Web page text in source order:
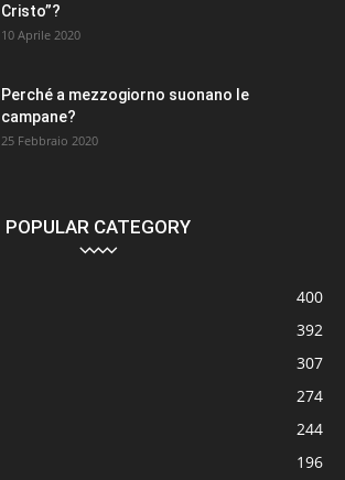
Cristo”?
10 Aprile 2020
Perché a mezzogiorno suonano le
campane?
25 Febbraio 2020
POPULAR CATEGORY
400
392
307
274
244
196